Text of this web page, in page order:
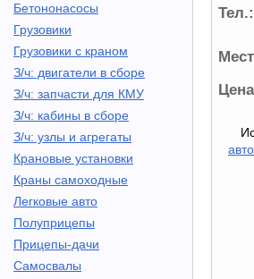
Бетононасосы
Грузовики
Грузовики с краном
З/ч: двигатели в сборе
З/ч: запчасти для КМУ
З/ч: кабины в сборе
З/ч: узлы и агрегаты
Крановые установки
Краны самоходные
Легковые авто
Полуприцепы
Прицепы-дачи
Самосвалы